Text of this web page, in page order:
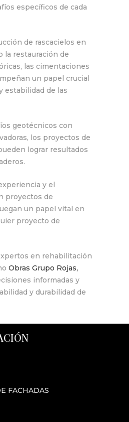
específicos de cada
de rascacielos en
la restauración de
las cimentaciones
un papel crucial
estabilidad de las
geotécnicos con
los proyectos de
lograr resultados
y el
proyectos de
un papel vital en
proyecto de
en rehabilitación
Obras Grupo Rojas,
informadas y
y durabilidad de
FACHADAS